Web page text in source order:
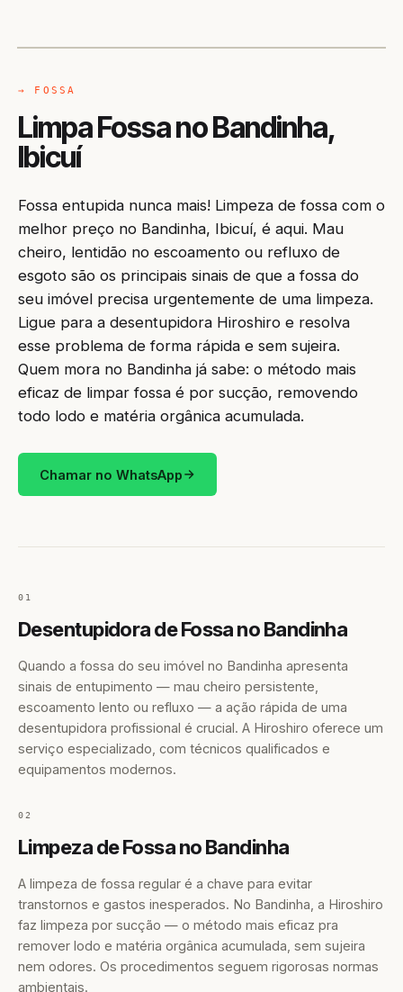
→ FOSSA
Limpa Fossa no Bandinha,
Ibicuí
Fossa entupida nunca mais! Limpeza de fossa com o
melhor preço no Bandinha, Ibicuí, é aqui. Mau
cheiro, lentidão no escoamento ou refluxo de
esgoto são os principais sinais de que a fossa do
seu imóvel precisa urgentemente de uma limpeza.
Ligue para a desentupidora Hiroshiro e resolva
esse problema de forma rápida e sem sujeira.
Quem mora no Bandinha já sabe: o método mais
eficaz de limpar fossa é por sucção, removendo
todo lodo e matéria orgânica acumulada.
Chamar no WhatsApp
01
Desentupidora de Fossa no Bandinha
Quando a fossa do seu imóvel no Bandinha apresenta
sinais de entupimento — mau cheiro persistente,
escoamento lento ou refluxo — a ação rápida de uma
desentupidora profissional é crucial. A Hiroshiro oferece um
serviço especializado, com técnicos qualificados e
equipamentos modernos.
02
Limpeza de Fossa no Bandinha
A limpeza de fossa regular é a chave para evitar
transtornos e gastos inesperados. No Bandinha, a Hiroshiro
faz limpeza por sucção — o método mais eficaz pra
remover lodo e matéria orgânica acumulada, sem sujeira
nem odores. Os procedimentos seguem rigorosas normas
ambientais.